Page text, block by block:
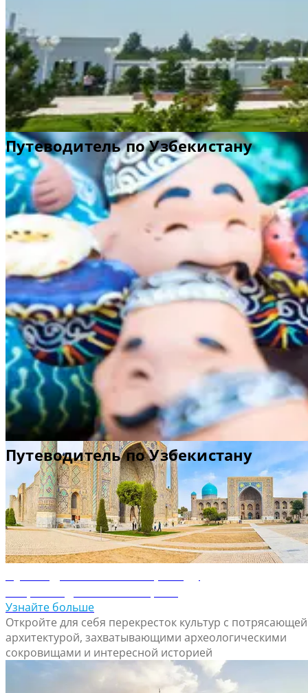
Путеводитель по Узбекистану
Узбекистан ― это главные ворота в Азию и самобытная
где современные достижения бок о бок соседствуют с
классической архитектурой. Здесь побывало множество
исследователей, географов и даже завоевателей и
Бухара
Шахрисабзи Самарканд― памятники всемирного
наследия ЮНЕСКО, которые могут многое рассказать о том,
прошлое Узбекистана сформировало его настоящее. Столица
страныТашкентпоражает обилием прекрасных мечетей,
минаретов, медресе, парков, фонтанов и музеев. Приезжайте
древнюю Бухару, расположенную на Великом шелковом
торговом пути. Здесь вы увидите более 140
достопримечательностей, таких как
цитадель Арк,мавзолей
Саманидови др. Посетите эту прекрасную страну вместе с
близкими или друзьями, и вы получите незабываемые
впечатления.
Узнайте больше
Откройте для себя перекресток культур с потрясающей
архитектурой, захватывающими археологическими
сокровищами и интересной историей